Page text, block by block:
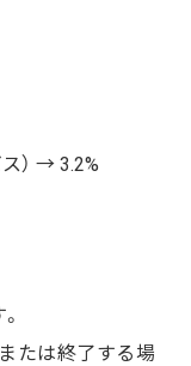
） → 3.2%
たは終了する場